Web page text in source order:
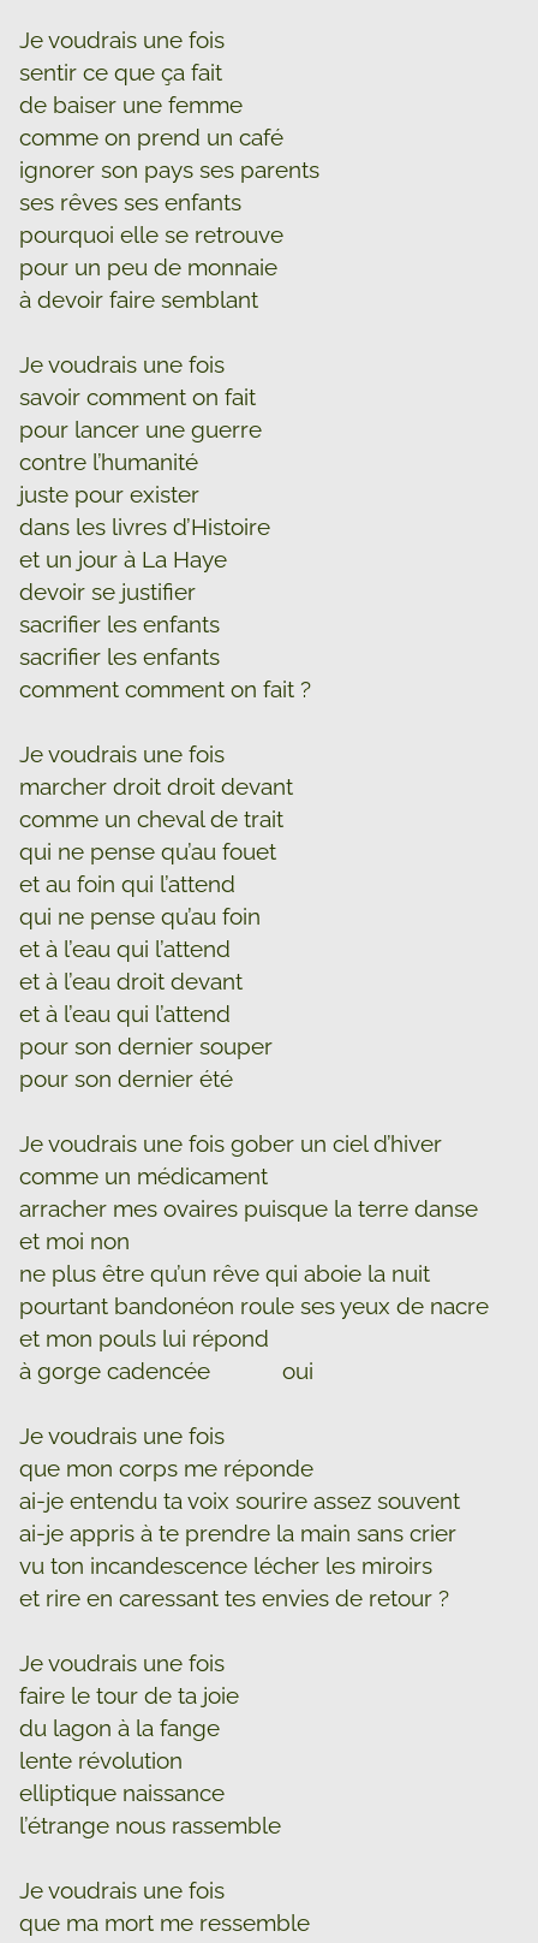
Je voudrais une fois
sentir ce que ça fait
de baiser une femme
comme on prend un café
ignorer son pays ses parents
ses rêves ses enfants
pourquoi elle se retrouve
pour un peu de monnaie
à devoir faire semblant
Je voudrais une fois
savoir comment on fait
pour lancer une guerre
contre l’humanité
juste pour exister
dans les livres d’Histoire
et un jour à La Haye
devoir se justifier
sacrifier les enfants
sacrifier les enfants
comment comment on fait ?
Je voudrais une fois
marcher droit droit devant
comme un cheval de trait
qui ne pense qu’au fouet
et au foin qui l’attend
qui ne pense qu’au foin
et à l’eau qui l’attend
et à l’eau droit devant
et à l’eau qui l’attend
pour son dernier souper
pour son dernier été
Je voudrais une fois gober un ciel d’hiver
comme un médicament
arracher mes ovaires puisque la terre danse
et moi non
ne plus être qu’un rêve qui aboie la nuit
pourtant bandonéon roule ses yeux de nacre
et mon pouls lui répond
à gorge cadencée oui
Je voudrais une fois
que mon corps me réponde
ai-je entendu ta voix sourire assez souvent
ai-je appris à te prendre la main sans crier
vu ton incandescence lécher les miroirs
et rire en caressant tes envies de retour ?
Je voudrais une fois
faire le tour de ta joie
du lagon à la fange
lente révolution
elliptique naissance
l’étrange nous rassemble
Je voudrais une fois
que ma mort me ressemble